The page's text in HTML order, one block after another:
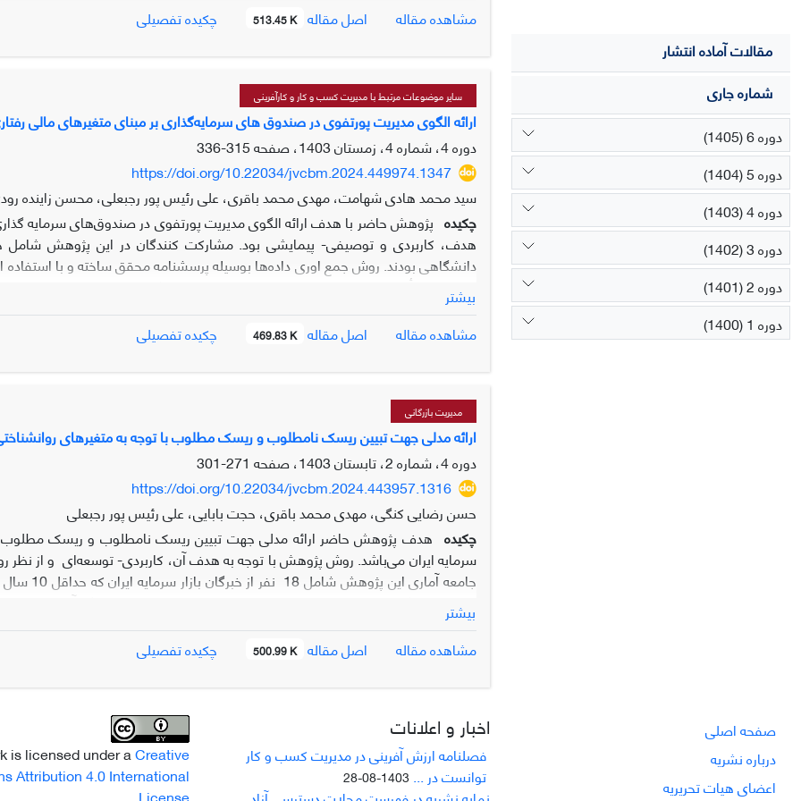
عوامل مالی و بودجه‌ای، عوامل فناوری و اطلاعاتی، حوزه ساختار و فرهنگ سازمانی و
حوزه ساختار و سازماندهی، حوزه منابع انسانی و حوزه مدیریت. ابعاد عوامل فناوری و
اطلاعات.ابعاد عوامل اقتصادی عبارتند از: ساختار اقتصادی و محیط
فراملی و بین المللی. ابعاد عوامل قانونی و مقرراتی عبارتند از: عوامل قانونی عام
عوامل انسانی و توانمندی‌های فردی، حوزه الزامات و عوامل درون سازمانی و حوزه
مشاهده مقاله
اصل مقاله 513.45 K چکیده تفصیلی
سایر موضوعات مرتبط با مدیریت کسب و کار و کارآفرینی
ارائه الگوی مدیریت پورتفوی در صندوق های سرمایه‌گذاری بر مبنای متغیرهای مالی
دوره 4، شماره 4، زمستان 1403، صفحه
315-336
https://doi.org/10.22034/jvcbm.2024.449974.1347
سید محمد هادی شهامت، مهدی محمد باقری، علی رئیس پور رجبعلی، محسن زاینده
چکیده پژوهش حاضر با هدف ارائه الگوی مدیریت پورتفوی در صندوق‌های سرمایه
هدف، کاربردی و توصیفی- پیمایشی بود. مشارکت کنندگان در این پژوهش شامل
دانشگاهی بودند. روش جمع اوری داده‌ها بوسیله پرسشنامه محقق ساخته و با استفاده
سطح اول تأثیر پذیر­ترین مولفه­ها شامل: کنترل ترس جاماندگی از سود، نرمالسازی
مولفه­های تاثیر­گذار بر سطح اول یعنی توجه به رفتارهای خودکنترلی، داشتن
سوم نیز مؤلفه‌های تاثیر­گذار بر سطح دوم که شامل خوش بینی و بدبینی رفتاری، توجه
سطح چهارم تاثیر­گذارترین مؤلفه وجود دارد که شامل اثرتمایلی می‌باشد. در مدل میک
نفوذ قوی و همچنین نیروی وابستگی قدرتمندی برخوردارند.
بیشتر
مشاهده مقاله
اصل مقاله 469.83 K چکیده تفصیلی
مدیریت بازرگانی
ارائه مدلی جهت تبیین ریسک نامطلوب و ریسک مطلوب با توجه به متغیرهای روانشناختی
دوره 4، شماره 2، تابستان 1403، صفحه
271-301
https://doi.org/10.22034/jvcbm.2024.443957.1316
حسن رضایی کنگی، مهدی محمد باقری، حجت بابایی، علی رئیس پور رجبعلی
چکیده هدف پژوهش حاضر ارائه مدلی جهت تبیین ریسک نامطلوب و ریسک مطلوب با
سرمایه ایران می‌باشد. روش پژوهش با توجه به هدف آن، کاربردی- توسعه‌ای و از
روش نمونه‌گیری در این پژوهش از نوع هدفمند
استفاده شد. روش گردآوری داده‌ها
مطلوب و نامطلوب، شرایط بازار، شرایط روانشناختی، استراتژی‌های کنترل ریسک،
ارتباطات بازاریابی، صحت اطلاعات، شاخص‌های مالی ورشکستگی، شاخص‌های غیر
عوامل مربوط به بورس، عوامل مربوط به شرکت، کارگزاری‌ها، شخصیت، رفتار خوش
نظارت و ارزیابی، قوانین و مقررات، ارزش افزوده اقتصادی، ارزش شرکت، رضایت
بیشتر
مشاهده مقاله
اصل مقاله 500.99 K چکیده تفصیلی
مقالات آماده انتشار
شماره جاری
دوره 6 (1405)
دوره 5 (1404)
دوره 4 (1403)
دوره 3 (1402)
دوره 2 (1401)
دوره 1 (1400)
صفحه اصلی
درباره نشریه
اعضای هیات تحریریه
اخبار و اعلانات
فصلنامه ارزش آفرینی در مدیریت کسب و کار
توانست در ... 1403-08-28
is licensed under aCreative
Attribution 4.0 International